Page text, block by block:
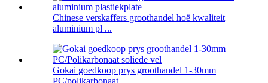
Chinese verskaffers groothandel hoë kwaliteit
aluminium pl ...
Gokai goedkoop prys groothandel 1-30mm